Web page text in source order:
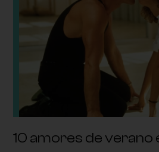
10 amores de verano